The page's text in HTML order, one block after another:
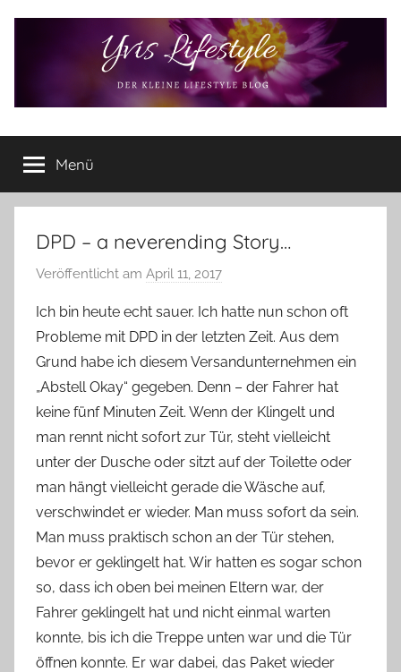
Yvis
Lifestyle
Lifestyle
Blog
–
Lifestyle,
Produkttests
vieles
mehr
Menü
DPD – a neverending Story…
Veröffentlicht am April 11, 2017
n
Y
v
o
n
n
e
Ich bin heute echt sauer. Ich hatte nun schon oft
Probleme mit DPD in der letzten Zeit. Aus dem
Grund habe ich diesem Versandunternehmen ein
„Abstell Okay“ gegeben. Denn – der Fahrer hat
keine fünf Minuten Zeit. Wenn der Klingelt und
man rennt nicht sofort zur Tür, steht vielleicht
unter der Dusche oder sitzt auf der Toilette oder
man hängt vielleicht gerade die Wäsche auf,
verschwindet er wieder. Man muss sofort da sein.
Man muss praktisch schon an der Tür stehen,
bevor er geklingelt hat. Wir hatten es sogar schon
so, dass ich oben bei meinen Eltern war, der
Fahrer geklingelt hat und nicht einmal warten
konnte, bis ich die Treppe unten war und die Tür
öffnen konnte. Er war dabei, das Paket wieder